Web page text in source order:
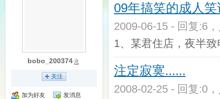
bobo_200374
关注
加为好友
发消息
09年搞笑的成人
2009-06-15 - 回复:6
1、某君住店，夜半
注定寂寞......
2008-02-25 - 回复:0